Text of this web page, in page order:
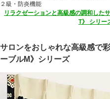
２級・防炎機能
リラクゼーションと高級感の調和した
T》 シリー
サロンをおしゃれな高級感で
ーブルM》シリーズ